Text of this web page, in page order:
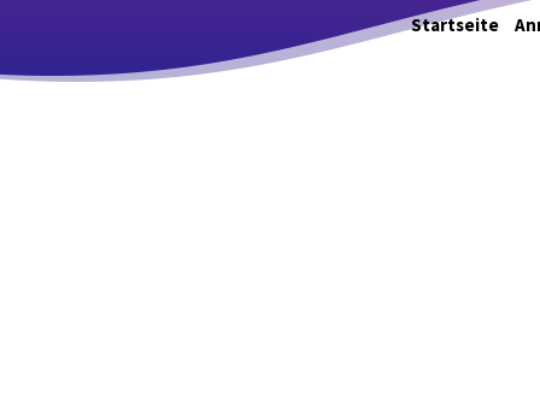
Startseite